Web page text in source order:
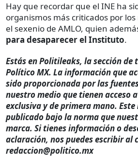
Hay que recordar que el INE ha
organismos más criticados por
el sexenio de AMLO, quien
para desaparecer el Instituto.
Estás en Politileaks, la sección de
Político MX. La información que
sido proporcionada por las
nuestro medio que tienen acceso
exclusiva y de primera mano.
publicado bajo la norma que
marca. Si tienes información o
aclaración, nos puedes escribir al
redaccion@politico.mx